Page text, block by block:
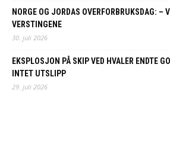
NORGE OG JORDAS OVERFORBRUKSDAG: –
VERSTINGENE
30. juli 2026
EKSPLOSJON PÅ SKIP VED HVALER ENDTE
INTET UTSLIPP
29. juli 2026